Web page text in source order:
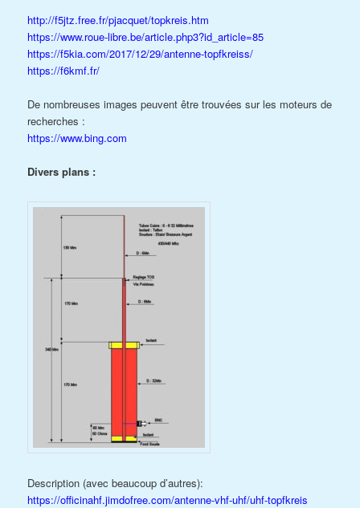
http://f5jtz.free.fr/pjacquet/topkreis.htm
https://www.roue-libre.be/article.php3?id_article=85
https://f5kia.com/2017/12/29/antenne-topfkreiss/
https://f6kmf.fr/
De nombreuses images peuvent être trouvées sur les moteurs de
recherches :
https://www.bing.com
Divers plans :
Description (avec beaucoup d’autres):
https://officinahf.jimdofree.com/antenne-vhf-uhf/uhf-topfkreis